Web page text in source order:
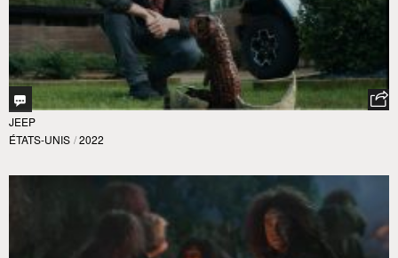
JEEP
ÉTATS-UNIS / 2022